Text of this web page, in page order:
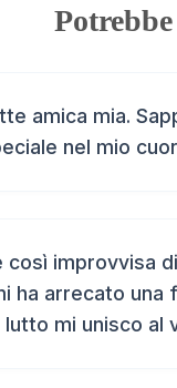
amica mia.
nel mio
così improvvisa
ha arrecato
lutto mi unisco al